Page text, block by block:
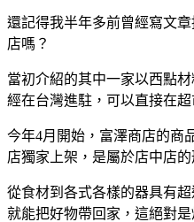
還記得我半年多前曾經寫文
店嗎？
當初介紹的其中一家以西點
經在台灣進駐，可以直接在超
今年4月開始，富澤商店的商
店獨家上架，是屬於店中店
從食材到各式各樣的器具有
就能把好物帶回家，這絕對